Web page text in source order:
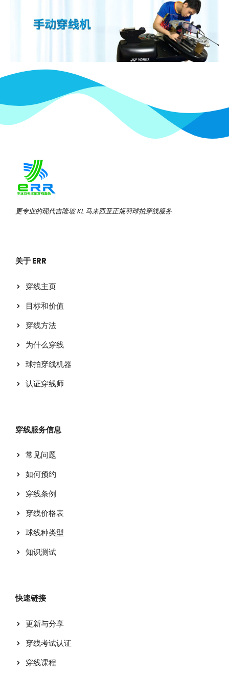
更专业的现代吉隆坡 KL 马来西亚正规羽球拍穿线服务
关于 ERR
穿线主页
目标和价值
穿线方法
为什么穿线
球拍穿线机器
认证穿线师
穿线服务信息
常见问题
如何预约
穿线条例
穿线价格表
球线种类型
知识测试
快速链接
更新与分享
穿线考试认证
穿线课程